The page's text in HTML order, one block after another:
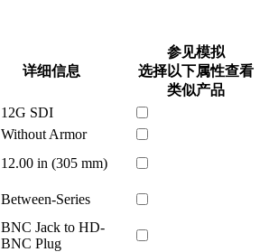
详细信息
参见模拟
选择以下属性查看
类似产品
12G SDI
Without Armor
12.00 in (305 mm)
Between-Series
BNC Jack to HD-
BNC Plug